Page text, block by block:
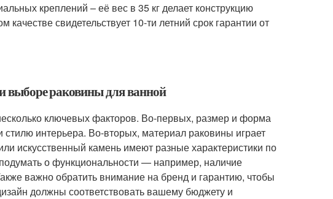
креплений – её вес в 35 кг делает конструкцию
свидетельствует 10-ти летний срок гарантии от
выборе раковины для ванной
ключевых факторов. Во-первых, размер и форма
интерьера. Во-вторых, материал раковины играет
искусственный камень имеют разные характеристики по
о функциональности — например, наличие
важно обратить внимание на бренд и гарантию, чтобы
должны соответствовать вашему бюджету и